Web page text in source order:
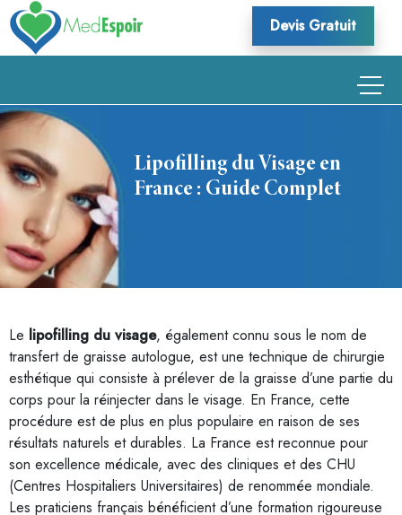
Skip
to
content
Devis Gratuit
Lipofilling du Visage en
France : Guide Complet
Le lipofilling du visage, également connu sous le nom de
transfert de graisse autologue, est une technique de chirurgie
esthétique qui consiste à prélever de la graisse d’une partie du
corps pour la réinjecter dans le visage. En France, cette
procédure est de plus en plus populaire en raison de ses
résultats naturels et durables. La France est reconnue pour
son excellence médicale, avec des cliniques et des CHU
(Centres Hospitaliers Universitaires) de renommée mondiale.
Les praticiens français bénéficient d’une formation rigoureuse